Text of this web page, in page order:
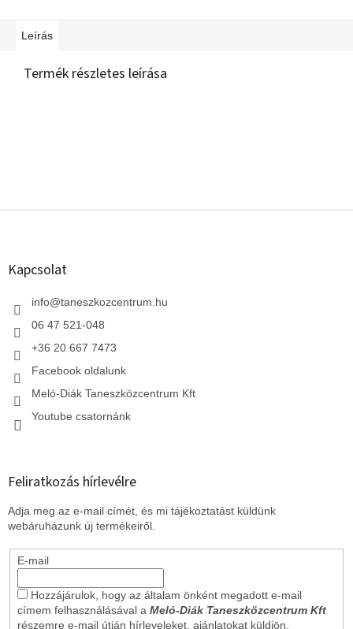
Leírás
Termék részletes leírása
L
Kapcsolat
info@taneszkozcentrum.hu
06 47 521-048
+36 20 667 7473
Facebook oldalunk
Meló-Diák Taneszközcentrum Kft
Youtube csatornánk
Feliratkozás hírlevélre
Adja meg az e-mail címét, és mi tájékoztatást küldünk
webáruházunk új termékeiről.
E-mail
Hozzájárulok, hogy az általam önként megadott e-mail
címem felhasználásával a Meló-Diák Taneszközcentrum Kft
részemre e-mail útján hírleveleket, ajánlatokat küldjön.